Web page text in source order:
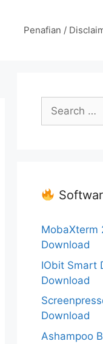
Penafian /
Search
for:
MobaXterm
Download
IObit Smart
Download
Download
Ashampoo